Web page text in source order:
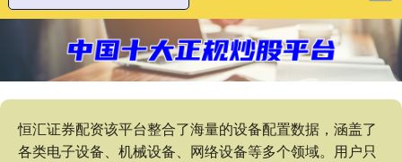
恒汇证券配资该平台整合了海量的设备配置数据，涵盖了
各类电子设备、机械设备、网络设备等多个领域。用户只